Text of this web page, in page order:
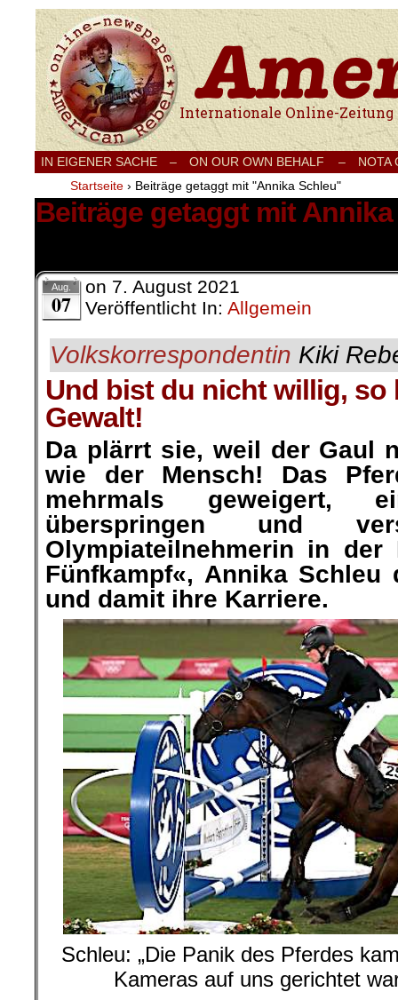
Internationale Onlinezeitung für Frieden,
IN EIGENER SACHE – ON OUR OWN BEHALF –
NOTA
Startseite › Beiträge getaggt mit "Annika Schleu"
Beiträge getaggt mit
Aug.
07
on 7. August 2021
Veröffentlicht In: Allgemein
Volkskorrespondentin Kiki
Und bist du nicht willig, so
Gewalt!
Da plärrt sie, weil der Gaul
wie der Mensch! Das
mehrmals geweigert,
überspringen und
Olympiateilnehmerin in der
Fünfkampf«, Annika Schleu
und damit ihre Karriere.
Schleu: „Die Panik des Pferdes
Kameras auf uns gerichtet